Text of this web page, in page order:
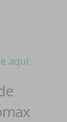
aquí